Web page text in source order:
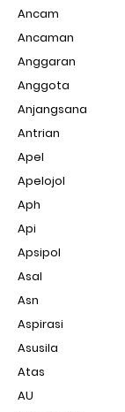
Ancam
Ancaman
Anggaran
Anggota
Anjangsana
Antrian
Apel
Apelojol
Aph
Api
Apsipol
Asal
Asn
Aspirasi
Asusila
Atas
AU